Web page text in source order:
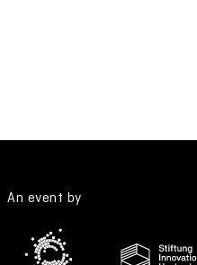
An event by